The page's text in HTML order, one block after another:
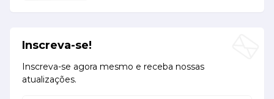
Inscreva-se!
Inscreva-se agora mesmo e receba nossas
atualizações.